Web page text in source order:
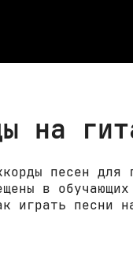
на
песен для
в
играть песни